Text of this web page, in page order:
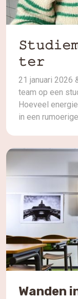
𝚝𝚎𝚛
21 januari 2026
team op een
Hoeveel
in een
welbevinden,
Wanden